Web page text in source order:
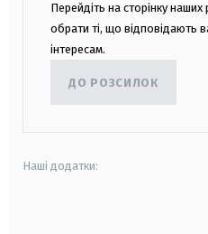
Перейдіть на сторінку
обрати ті, що відповідають
інтересам.
ДО РОЗСИЛОК
Наші додатки: